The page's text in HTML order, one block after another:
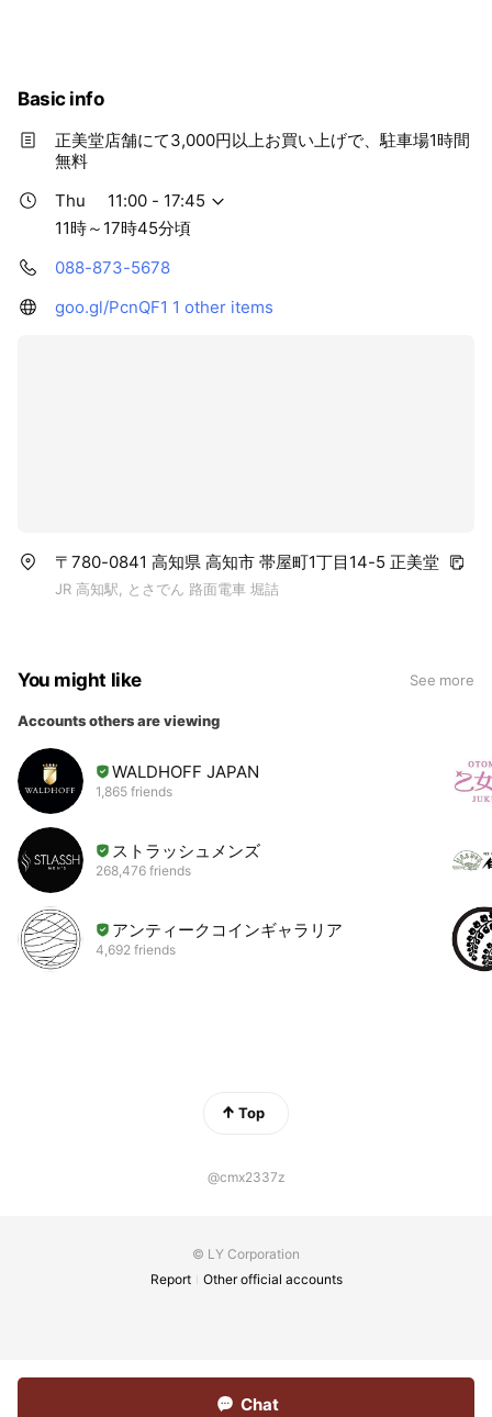
Basic info
正美堂店舗にて3,000円以上お買い上げで、駐車場1時間
無料
Thu
11:00 - 17:45
11時～17時45分頃
088-873-5678
goo.gl/PcnQF1 1 other items
〒780-0841 高知県 高知市 帯屋町1丁目14-5 正美堂
JR 高知駅, とさでん 路面電車 堀詰
You might like See more
Accounts others are viewing
WALDHOFF JAPAN
1,865 friends
ストラッシュメンズ
268,476 friends
アンティークコインギャラリア
4,692 friends
Top
@cmx2337z
© LY Corporation
Report
Other official accounts
Chat